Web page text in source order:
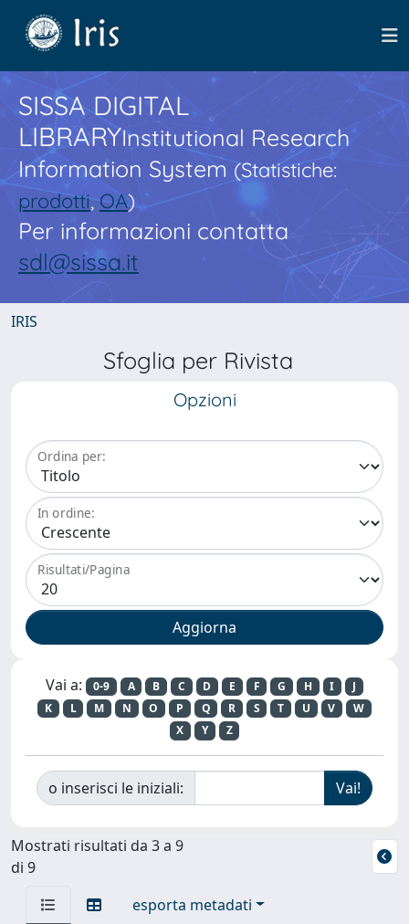
SISSA DIGITAL
LIBRARYInstitutional Research
Information System(Statistiche:
prodotti,OA)
Per informazioni contatta
sdl@sissa.it
IRIS
Sfoglia per Rivista
Opzioni
Ordina per:
In ordine:
Risultati/Pagina
Vai a: 0-9 A B C D E F G H I
J
K
L M N O P Q R S T U V
W
X
Y Z
o inserisci le iniziali:
Mostrati risultati da 3 a 9
di 9
esporta metadati